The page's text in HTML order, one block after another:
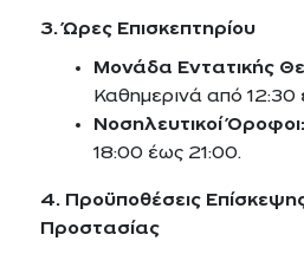
3. Ώρες Επισκεπτηρίου
Μονάδα Εντατικής
Καθημερινά από 12:30
Νοσηλευτικοί Όροφοι:
18:00 έως 21:00.
4. Προϋποθέσεις
Προστασίας